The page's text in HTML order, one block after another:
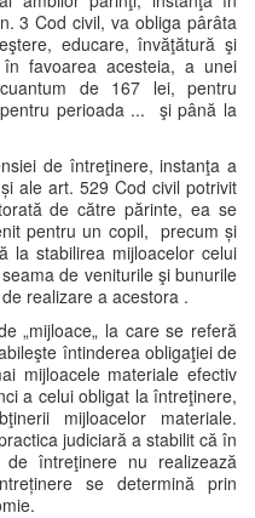
3 Cod civil, va obliga pârâta
educare, învăţătură şi
favoarea acesteia, a unei
de 167 lei, pentru
perioada ... şi până la
de întreţinere, instanţa a
ale art. 529 Cod civil potrivit
de către părinte, ea se
pentru un copil, precum și
la stabilirea mijloacelor celui
de veniturile şi bunurile
realizare a acestora .
„mijloace„ la care se referă
întinderea obligaţiei de
mijloacele materiale efectiv
a celui obligat la întreţinere,
mijloacelor materiale.
judiciară a stabilit că în
întreţinere nu realizează
se determină prin